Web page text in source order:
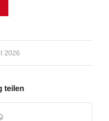
2026
teilen